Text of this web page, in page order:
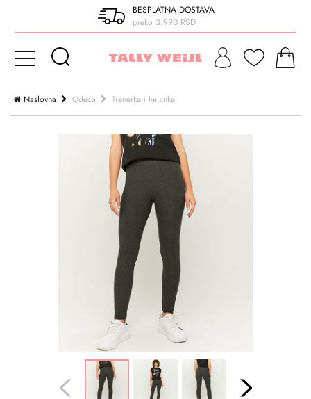
BESPLATNA DOSTAVA
preko 3.990 RSD
Naslovna Odeća Trenerke i helanke